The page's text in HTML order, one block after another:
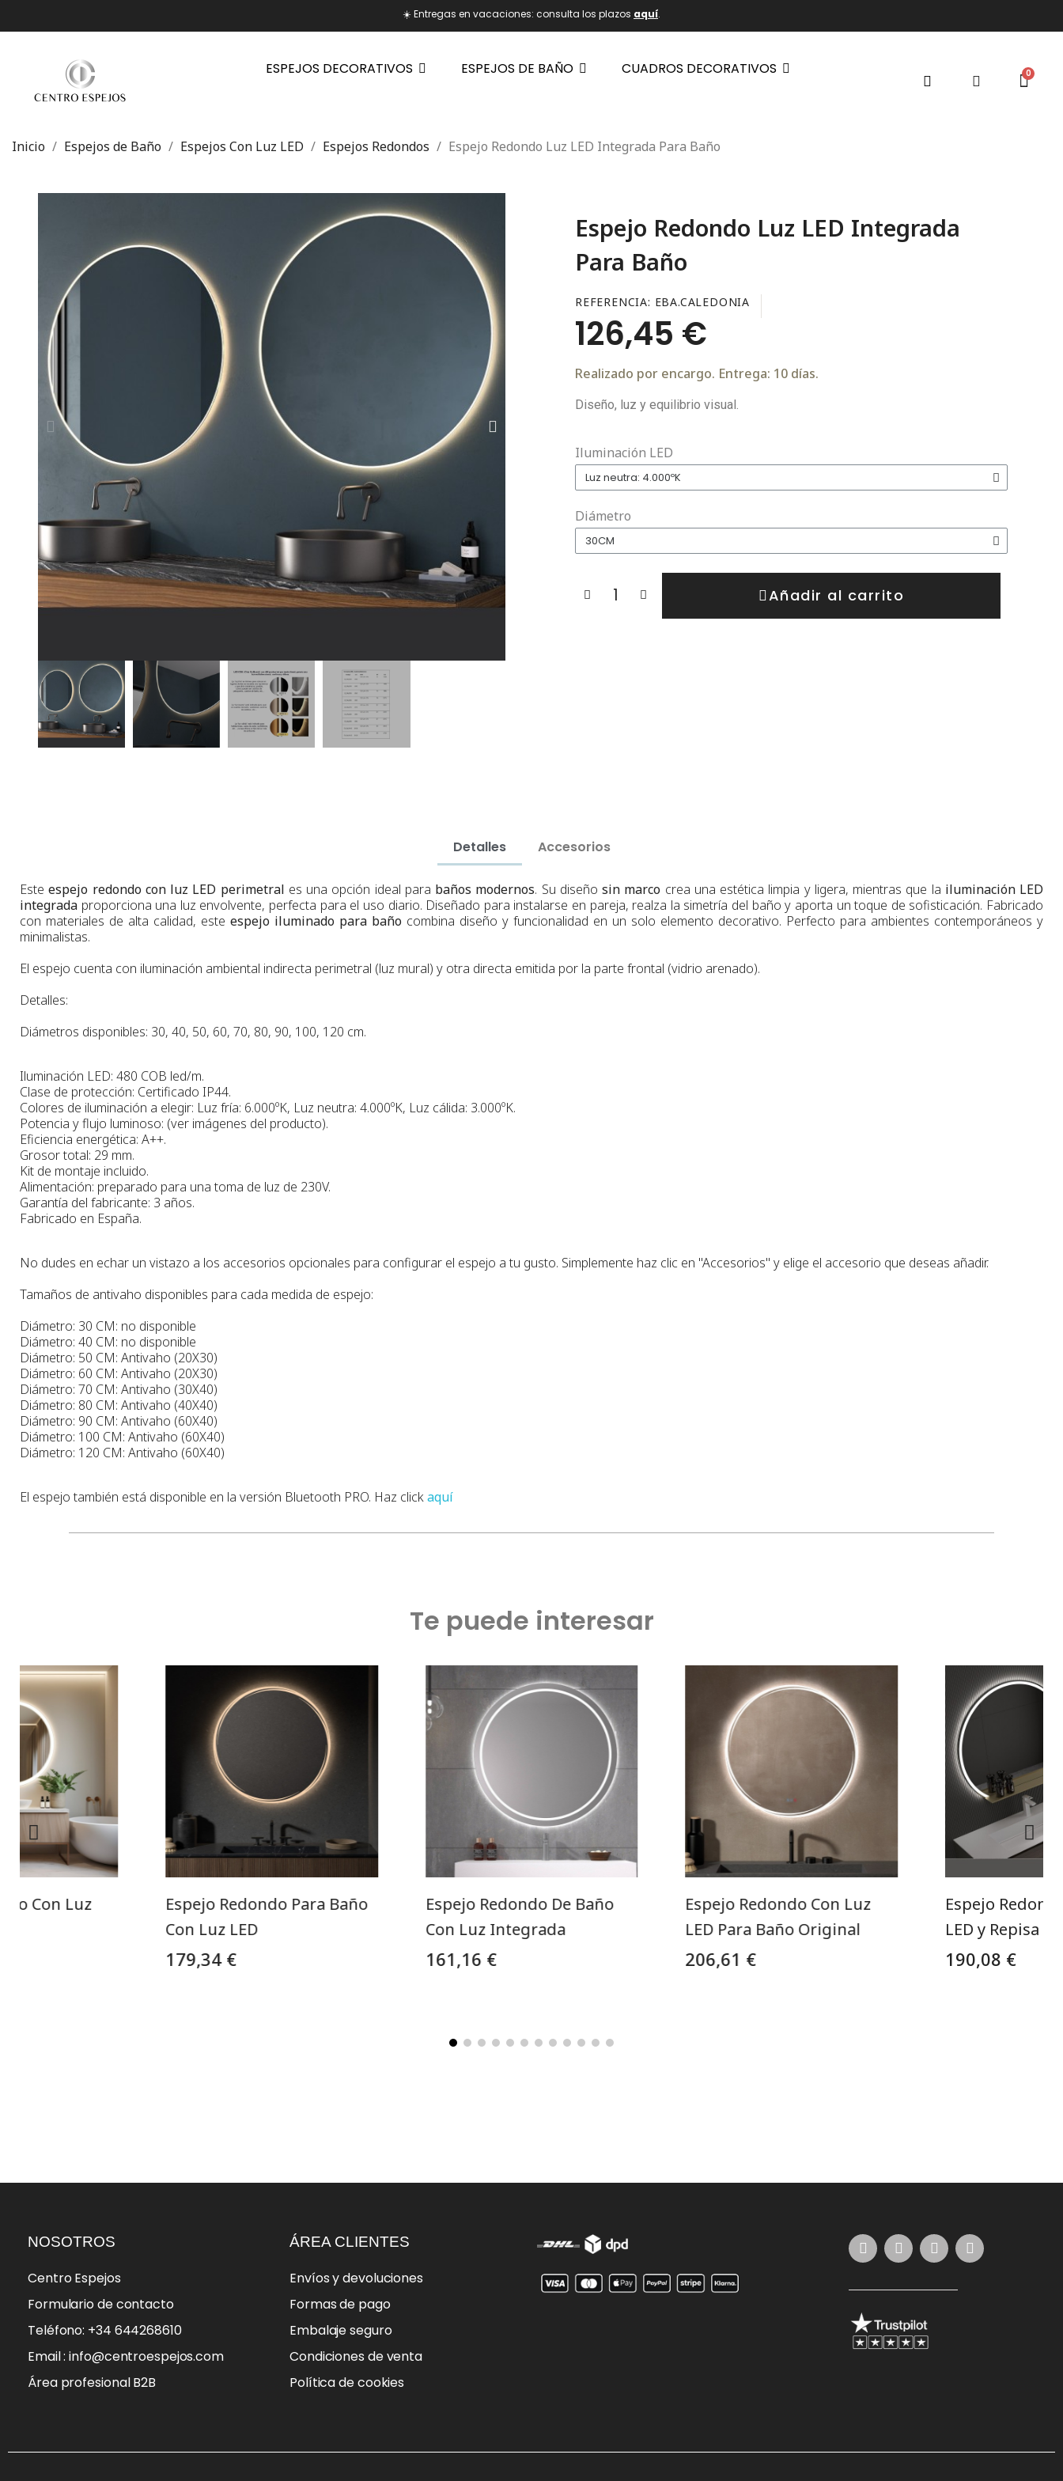
☀️ Entregas en vacaciones: consulta los plazos aquí.
ESPEJOS DECORATIVOS ESPEJOS DE BAÑO CUADROS DECORATIVOS
Inicio Espejos de Baño Espejos Con Luz LED Espejos Redondos Espejo Redondo Luz LED Integrada Para Baño
Espejo Redondo Luz LED Integrada
Para Baño
REFERENCIA EBA.CALEDONIA
126,45 €
Realizado por encargo. Entrega: 10 días.
Diseño, luz y equilibrio visual.
Iluminación LED
Diámetro
Añadir al carrito
Detalles Accesorios
Esteespejo redondo con luz LED perimetral es una opción ideal para baños modernos. Su diseño sin marco crea una estética limpia y ligera, mientras que la iluminación LED
integrada proporciona una luz envolvente, perfecta para el uso diario. Diseñado para instalarse en pareja, realza la simetría del baño y aporta un toque de sofisticación. Fabricado
con materiales de alta calidad, este espejo iluminado para baño combina diseño y funcionalidad en un solo elemento decorativo. Perfecto para ambientes contemporáneos y
minimalistas.
El espejo cuenta con iluminación ambiental indirecta perimetral (luz mural) y otra directa emitida por la parte frontal (vidrio arenado).
Detalles:
Diámetros disponibles: 30, 40, 50, 60, 70, 80, 90, 100, 120 cm.
Iluminación LED: 480 COB led/m.
Clase de protección: Certificado IP44.
Colores de iluminación a elegir: Luz fría: 6.000ºK, Luz neutra: 4.000ºK, Luz cálida: 3.000ºK.
Potencia y flujo luminoso: (ver imágenes del producto).
Eficiencia energética: A++.
Grosor total: 29 mm.
Kit de montaje incluido.
Alimentación: preparado para una toma de luz de 230V.
Garantía del fabricante: 3 años.
Fabricado en España.
No dudes en echar un vistazo a los accesorios opcionales para configurar el espejo a tu gusto. Simplemente haz clic en "Accesorios" y elige el accesorio que deseas añadir.
Tamaños de antivaho disponibles para cada medida de espejo:
Diámetro: 30 CM: no disponible
Diámetro: 40 CM: no disponible
Diámetro: 50 CM: Antivaho (20X30)
Diámetro: 60 CM: Antivaho (20X30)
Diámetro: 70 CM: Antivaho (30X40)
Diámetro: 80 CM: Antivaho (40X40)
Diámetro: 90 CM: Antivaho (60X40)
Diámetro: 100 CM: Antivaho (60X40)
Diámetro: 120 CM: Antivaho (60X40)
El espejo también está disponible en la versión Bluetooth PRO. Haz clickaquí
Te puede interesar
Con Luz
Espejo Redondo Para Baño
Con Luz LED
179,34 €
Espejo Redondo De Baño
Con Luz Integrada
161,16 €
Espejo Redondo Con Luz
LED Para Baño Original
206,61 €
Espejo
LED y Repisa
190,08 €
NOSOTROS
Centro Espejos
Formulario de contacto
Teléfono: +34 644268610
Email : info@centroespejos.com
Área profesional B2B
ÁREA CLIENTES
Envíos y devoluciones
Formas de pago
Embalaje seguro
Condiciones de venta
Política de cookies